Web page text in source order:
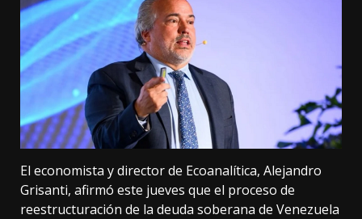
El economista y director de Ecoanalítica, Alejandro
Grisanti, afirmó este jueves que el proceso de
reestructuración de la deuda soberana de Venezuela